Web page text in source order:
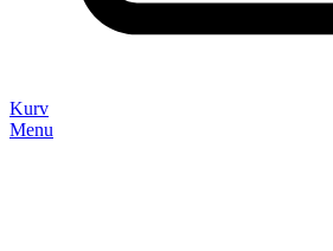
Kurv
Menu